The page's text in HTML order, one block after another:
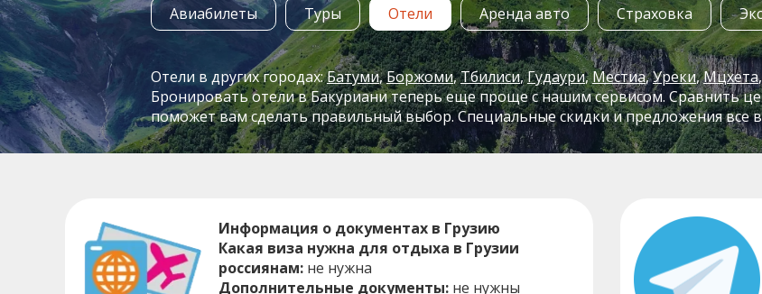
Авиабилеты Туры Отели Аренда авто Страховка
Отели в других городах:Батуми Боржоми Тбилиси Гудаури Местиа Уреки Мцхета
Бронировать отели в Бакуриани теперь еще проще с нашим сервисом. Сравнить
поможет вам сделать правильный выбор. Специальные скидки и предложения все
Информация о документах в Грузию
Какая виза нужна для отдыха в Грузии
россиянам: не нужна
Дополнительные документы: не нужны